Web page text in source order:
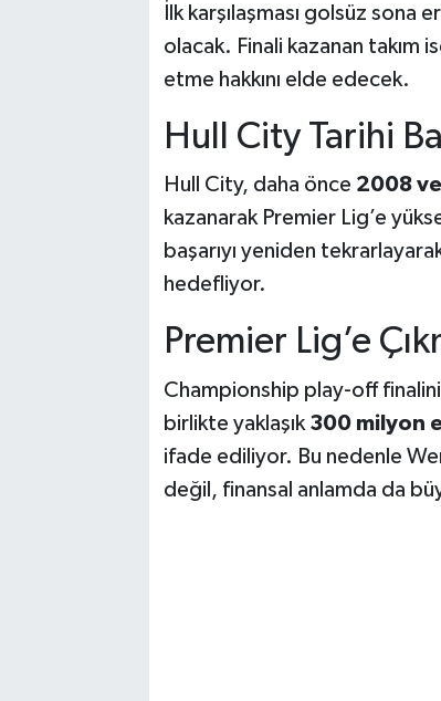
İlk karşılaşması golsüz sona
olacak. Finali kazanan takım
etme hakkını elde edecek.
Hull City Tarihi
Hull City, daha önce 2008
kazanarak Premier Lig’e
başarıyı yeniden
hedefliyor.
Premier Lig’e
Championship play-off finalini
birlikte yaklaşık 300 milyon
ifade ediliyor. Bu nedenle
değil, finansal anlamda da